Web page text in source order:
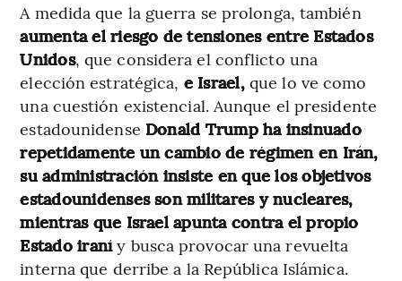
A medida que la guerra se prolonga, también
aumenta el riesgo de tensiones entre Estados
Unidos, que considera el conflicto una
elección estratégica, e Israel,que lo ve como
una cuestión existencial. Aunque el presidente
estadounidense Donald Trump ha insinuado
repetidamente un cambio de régimen en Irán,
su administración insiste en que los objetivos
estadounidenses son militares y nucleares,
mientras que Israel apunta contra el propio
Estado iraníy busca provocar una revuelta
interna que derribe a la República Islámica.